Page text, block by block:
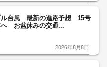
ル台風 最新の進路予想 15号
へ お盆休みの交通...
2026年8月8日